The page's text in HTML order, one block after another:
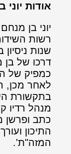
אודות יוני
יוני בן
רשות
שנות
דרכו של
כמפיק של
לאחר מכן,
בתקשורת
מנהל רדיו
כתב ופרשן
התיכון
המזה"ת'.